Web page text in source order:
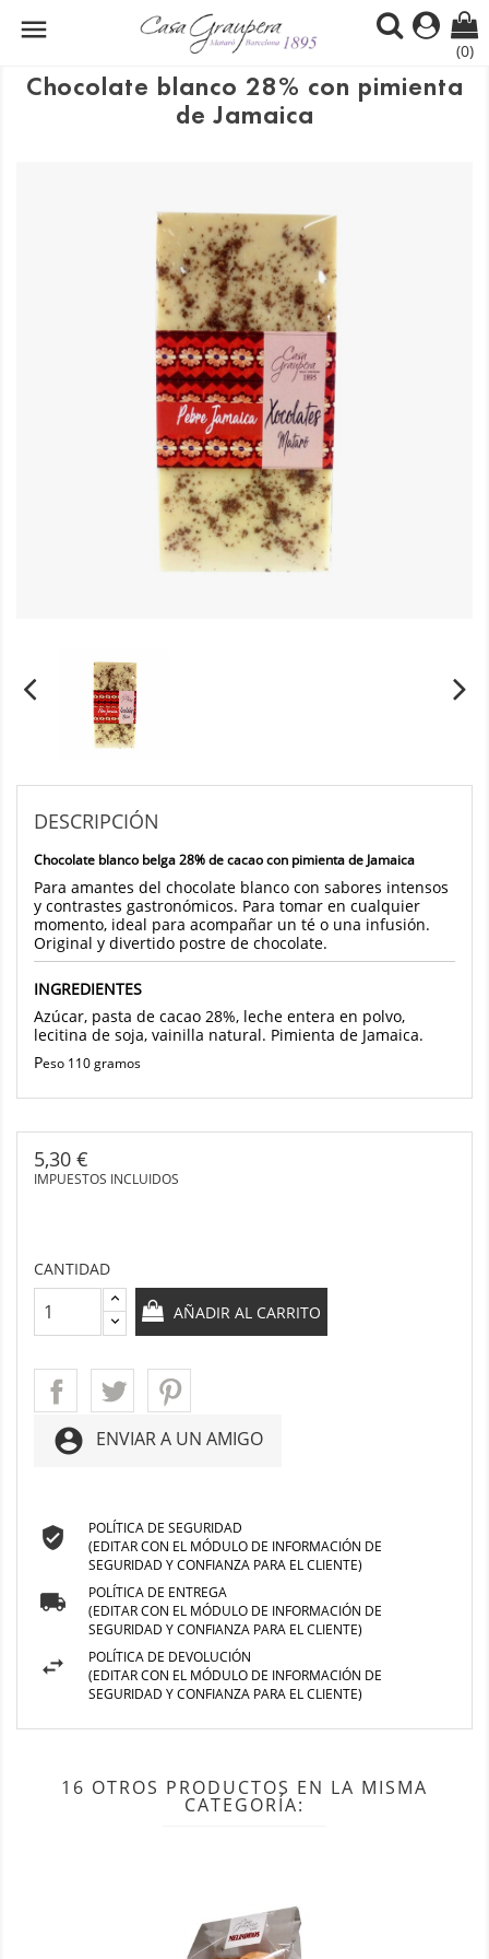

(0)
Chocolate blanco 28% con pimienta
de Jamaica
DESCRIPCIÓN
Chocolate blanco belga 28% de cacao con pimienta de Jamaica
Para amantes del chocolate blanco con sabores intensos
y contrastes gastronómicos. Para tomar en cualquier
momento, ideal para acompañar un té o una infusión.
Original y divertido postre de chocolate.
INGREDIENTES
Azúcar, pasta de cacao 28%, leche entera en polvo,
lecitina de soja, vainilla natural. Pimienta de Jamaica.
Peso 110 gramos
5,30 €
IMPUESTOS INCLUIDOS
CANTIDAD
AÑADIR AL CARRITO
account_circle ENVIAR A UN AMIGO
POLÍTICA DE SEGURIDAD
(EDITAR CON EL MÓDULO DE INFORMACIÓN DE
SEGURIDAD Y CONFIANZA PARA EL CLIENTE)
POLÍTICA DE ENTREGA
(EDITAR CON EL MÓDULO DE INFORMACIÓN DE
SEGURIDAD Y CONFIANZA PARA EL CLIENTE)
POLÍTICA DE DEVOLUCIÓN
(EDITAR CON EL MÓDULO DE INFORMACIÓN DE
SEGURIDAD Y CONFIANZA PARA EL CLIENTE)
16 OTROS PRODUCTOS EN LA MISMA
CATEGORÍA: